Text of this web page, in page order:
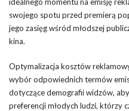
swojego spotu przed premierą
jego zasięg wśród młodszej
kina.
Optymalizacja kosztów
wybór odpowiednich termów
dotyczące demografii widzów,
preferencji młodych ludzi, którzy